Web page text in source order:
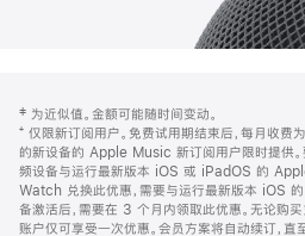
页
页
脚
注
‡ 为近似值。金额可能随时间变动。
⁺ 仅限新订阅用户。免费试用期结束后，每月收费
的新设备的 Apple Music 新订阅用户限时提供。
频设备与运行最新版本 iOS 或 iPadOS 的
Watch 兑换此优惠，需要与运行最新版本 iOS
备激活后，需要在 3 个月内领取此优惠。无论购
账户仅可享受一次优惠。会员方案将自动续订，直